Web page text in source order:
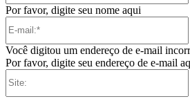
Por favor, digite seu nome aqui
Você digitou um endereço de e-mail
Por favor, digite seu endereço de e-mail